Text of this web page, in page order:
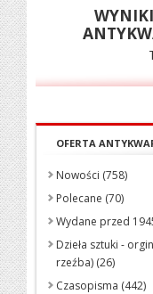
OFERTA
Nowości (758)
Polecane (70)
Wydane przed
Dzieła sztuki -
rzeźba) (26)
Czasopisma (442)